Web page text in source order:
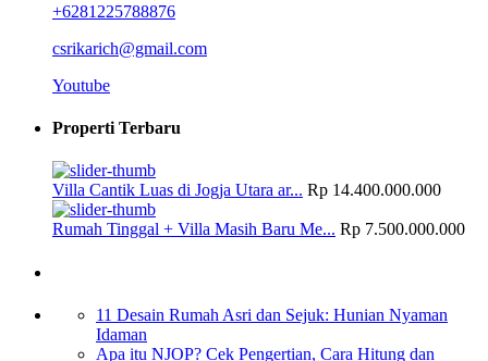
+6281225788876
csrikarich@gmail.com
Youtube
Properti Terbaru
Villa Cantik Luas di Jogja Utara ar... Rp 14.400.000.000
Rumah Tinggal + Villa Masih Baru Me... Rp 7.500.000.000
11 Desain Rumah Asri dan Sejuk: Hunian Nyaman
Idaman
Apa itu NJOP? Cek Pengertian, Cara Hitung dan